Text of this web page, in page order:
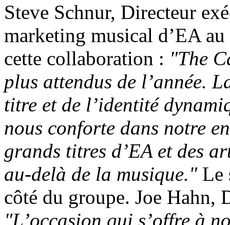
Steve Schnur, Directeur
marketing musical d’EA
cette collaboration : "The
plus attendus de l’année.
titre et de l’identité
nous conforte dans notre
grands titres d’EA et des
au-delà de la musique."Le
côté du groupe. Joe
"L’occasion qui s’offre à